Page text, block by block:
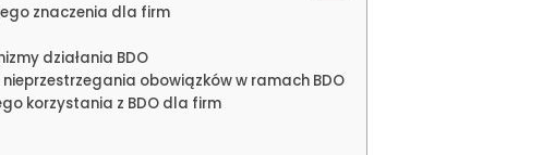
znaczenia dla firm
działania BDO
obowiązków w ramach BDO
korzystania z BDO dla firm